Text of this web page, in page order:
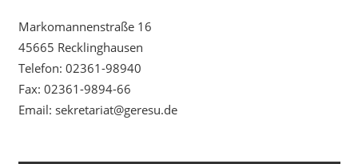
Markomannenstraße 16
45665 Recklinghausen
Telefon: 02361-98940
Fax: 02361-9894-66
Email: sekretariat@geresu.de